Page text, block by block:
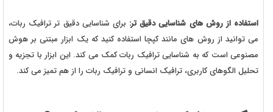
استفاده از روش های شناسایی دقیق تر: برای شناسایی دقیق تر ترافیک ربات،
می توانید از روش های مانند کپچا استفاده کنید که یک ابزار مبتنی بر هوش
مصنوعی است که به شناسایی ترافیک ربات کمک می کند. این ابزار با تجزیه و
تحلیل الگوهای کاربری، ترافیک انسانی و ترافیک ربات را از هم تمیز می کند.